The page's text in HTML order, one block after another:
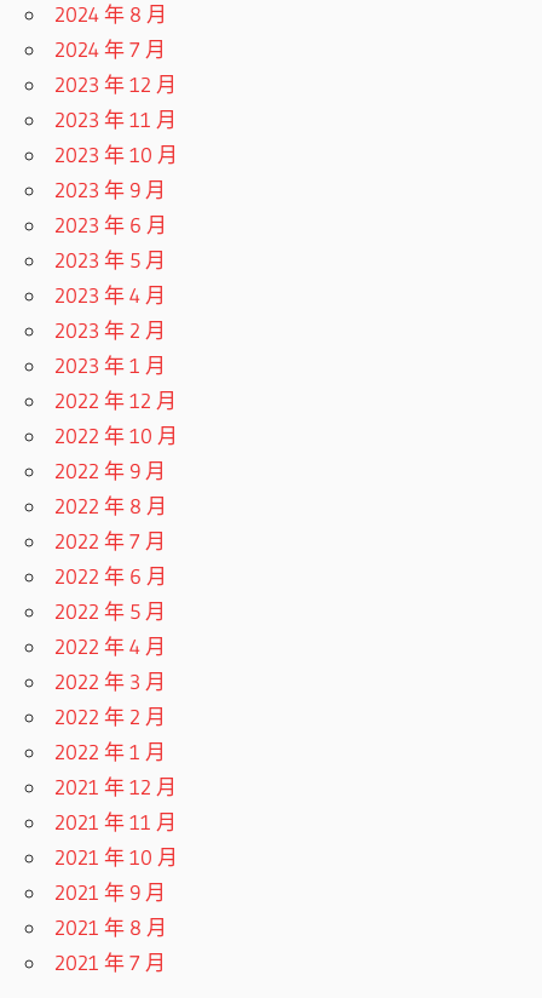
2024 年 8 月
2024 年 7 月
2023 年 12 月
2023 年 11 月
2023 年 10 月
2023 年 9 月
2023 年 6 月
2023 年 5 月
2023 年 4 月
2023 年 2 月
2023 年 1 月
2022 年 12 月
2022 年 10 月
2022 年 9 月
2022 年 8 月
2022 年 7 月
2022 年 6 月
2022 年 5 月
2022 年 4 月
2022 年 3 月
2022 年 2 月
2022 年 1 月
2021 年 12 月
2021 年 11 月
2021 年 10 月
2021 年 9 月
2021 年 8 月
2021 年 7 月